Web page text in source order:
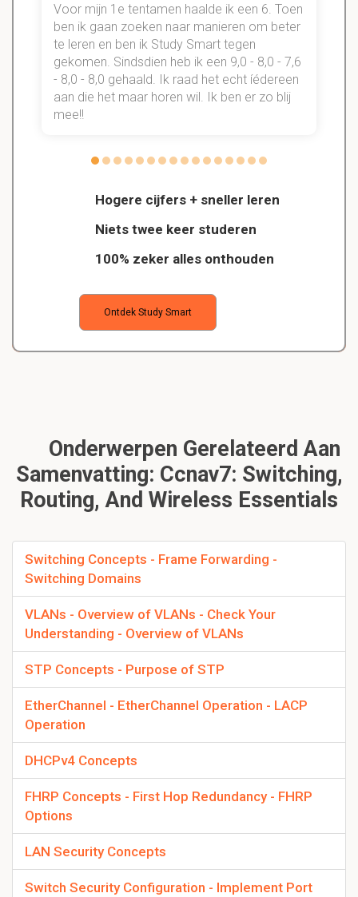
Hogere cijfers + sneller leren
Niets twee keer studeren
100% zeker alles onthouden
Ontdek Study Smart
Voor mijn 1e tentamen haalde ik een 6. Toen
ben ik gaan zoeken naar manieren om beter
te leren en ben ik Study Smart tegen
gekomen. Sindsdien heb ik een 9,0 - 8,0 - 7,6
- 8,0 - 8,0 gehaald. Ik raad het echt íédereen
aan die het maar horen wil. Ik ben er zo blij
mee!!
Onderwerpen Gerelateerd Aan
Samenvatting: Ccnav7: Switching,
Routing, And Wireless Essentials
Switching Concepts - Frame Forwarding -
Switching Domains
VLANs - Overview of VLANs - Check Your
Understanding - Overview of VLANs
STP Concepts - Purpose of STP
EtherChannel - EtherChannel Operation - LACP
Operation
DHCPv4 Concepts
FHRP Concepts - First Hop Redundancy - FHRP
Options
LAN Security Concepts
Switch Security Configuration - Implement Port